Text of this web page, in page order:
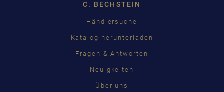
C. BECHSTEIN
Händlersuche
Katalog herunterladen
Fragen & Antworten
Neuigkeiten
Über uns